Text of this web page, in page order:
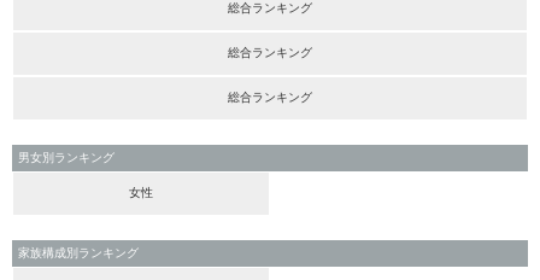
総合ランキング
総合ランキング
総合ランキング
男女別ランキング
女性
家族構成別ランキング